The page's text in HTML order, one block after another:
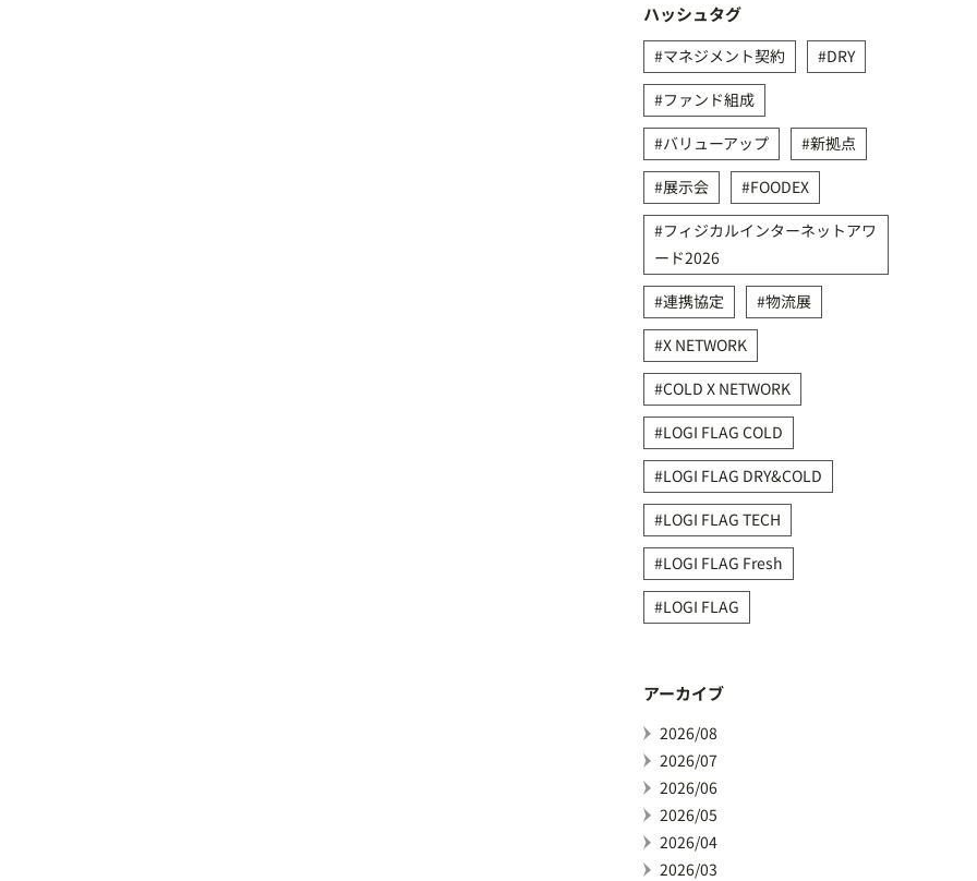
ハッシュタグ
マネジメント契約
DRY
ファンド組成
バリューアップ
新拠点
展示会
FOODEX
フィジカルインターネットアワ
ード2026
連携協定
物流展
X NETWORK
COLD X NETWORK
LOGI FLAG COLD
LOGI FLAG DRY&COLD
LOGI FLAG TECH
LOGI FLAG Fresh
LOGI FLAG
アーカイブ
2026/08
2026/07
2026/06
2026/05
2026/04
2026/03